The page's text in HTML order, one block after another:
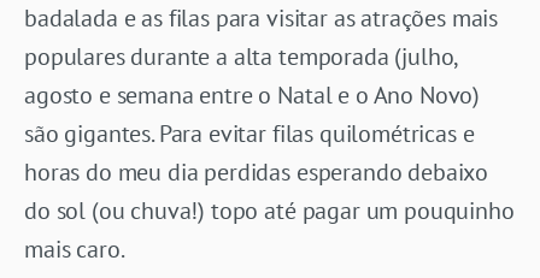
badalada e as filas para visitar as atrações mais
populares durante a alta temporada (julho,
agosto e semana entre o Natal e o Ano Novo)
são gigantes. Para evitar filas quilométricas e
horas do meu dia perdidas esperando debaixo
do sol (ou chuva!) topo até pagar um pouquinho
mais caro.